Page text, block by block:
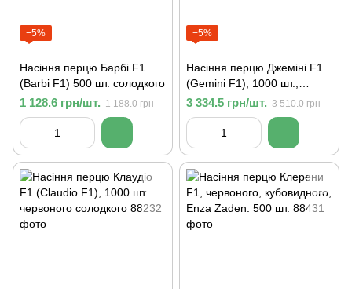
−5%
Насіння перцю Барбі F1
(Barbi F1) 500 шт. солодкого
1 128.6 грн/шт. 1 188.0 грн
−5%
Насіння перцю Джеміні F1
(Gemini F1), 1000 шт.,
жовтого, солодкого
3 334.5 грн/шт. 3 510.0 грн